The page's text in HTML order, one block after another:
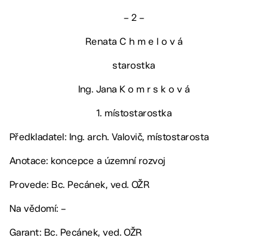
– 2 –
Renata C h m e l o v á
starostka
Ing. Jana K o m r s k o v á
1. místostarostka
Předkladatel: Ing. arch. Valovič, místostarosta
Anotace: koncepce a územní rozvoj
Provede: Bc. Pecánek, ved. OŽR
Na vědomí: –
Garant: Bc. Pecánek, ved. OŽR